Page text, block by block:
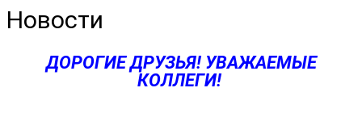
Новости
ДОРОГИЕ ДРУЗЬЯ! УВАЖАЕМЫЕ
КОЛЛЕГИ!